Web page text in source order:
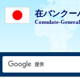
在バンクー
Consulate-